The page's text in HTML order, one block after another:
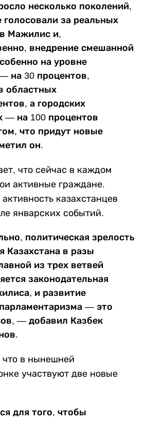
несколько поколений,
голосовали за реальных
Мажилис и,
внедрение смешанной
на уровне
на 30 процентов,
областных
а городских
— на 100 процентов
что придут новые
он.
что сейчас в каждом
активные граждане.
казахстанцев
январских событий.
политическая зрелость
Казахстана в разы
из трех ветвей
законодательная
и развитие
— это
— добавил Казбек
что в нынешней
участвуют две новые
для того, чтобы